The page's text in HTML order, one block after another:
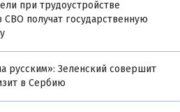
при трудоустройстве
СВО получат государственную
русским»: Зеленский совершит
в Сербию